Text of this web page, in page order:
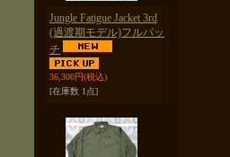
Jungle Fatigue Jacket 3rd
(過渡期モデル)フルパッ
チ
36,300円(税込)
[在庫数 1点]